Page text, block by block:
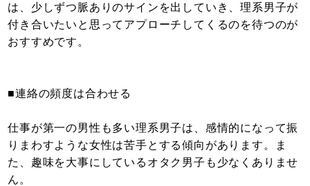
は、少しずつ脈ありのサインを出していき、理系男子が
付き合いたいと思ってアプローチしてくるのを待つのが
おすすめです。
■連絡の頻度は合わせる
仕事が第一の男性も多い理系男子は、感情的になって振
りまわすような女性は苦手とする傾向があります。ま
た、趣味を大事にしているオタク男子も少なくありませ
ん。